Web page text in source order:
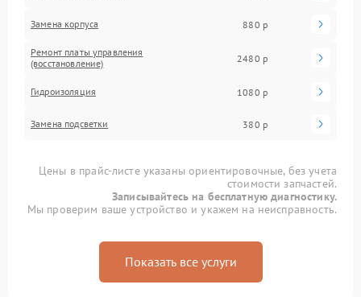
Замена корпуса 880 р
Ремонт платы управления
(восстановление)
2480 р
Гидроизоляция 1080 р
Замена подсветки 380 р
Цены в прайс-листе указаны ориентировочные, без учета
стоимости запчастей.
Записывайтесь на бесплатную диагностику.
Мы проверим ваше устройство и укажем на неисправность.
Показать все услуги